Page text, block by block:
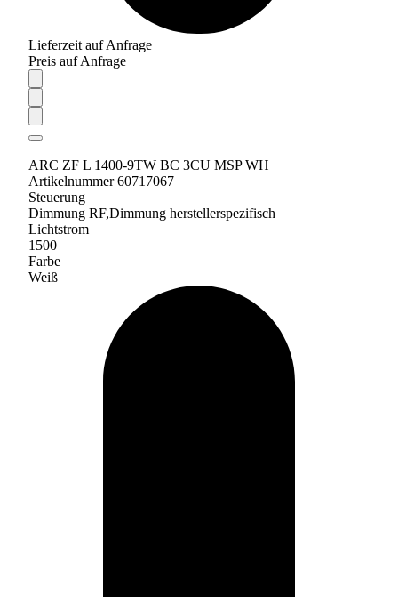
Lieferzeit auf Anfrage
Preis auf Anfrage
ARC ZF L 1400-9TW BC 3CU MSP WH
Artikelnummer 60717067
Steuerung
Dimmung RF,Dimmung herstellerspezifisch
Lichtstrom
1500
Farbe
Weiß